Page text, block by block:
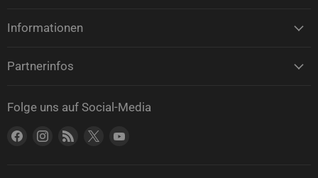
Informationen
Partnerinfos
Folge uns auf Social-Media
Finden Sie uns auf Facebook
Finden Sie uns auf Instagram
Finden Sie uns auf RSS
Finden Sie uns auf X